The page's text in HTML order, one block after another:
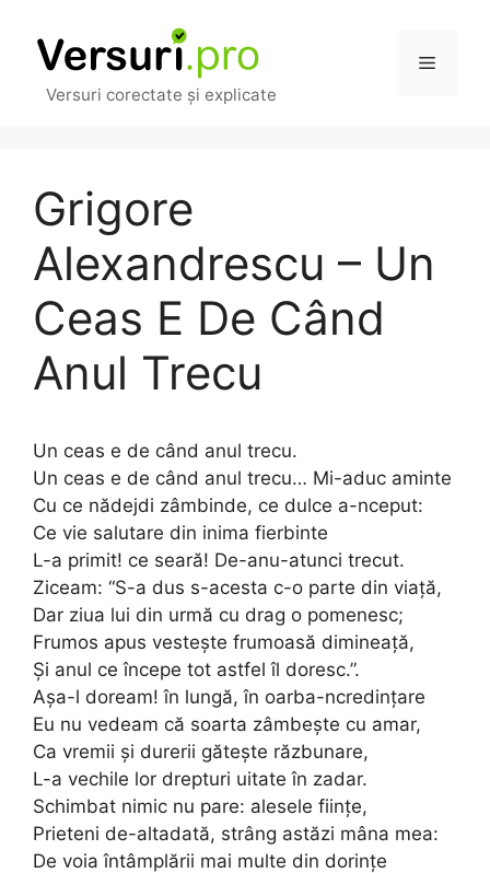
conținut
Versuri corectate și explicate
Meniu
Grigore
Alexandrescu – Un
Ceas E De Când
Anul Trecu
Un ceas e de când anul trecu.
Un ceas e de când anul trecu… Mi-aduc aminte
Cu ce nădejdi zâmbinde, ce dulce a-nceput:
Ce vie salutare din inima fierbinte
L-a primit! ce seară! De-anu-atunci trecut.
Ziceam: “S-a dus s-acesta c-o parte din viață,
Dar ziua lui din urmă cu drag o pomenesc;
Frumos apus vestește frumoasă dimineață,
Și anul ce începe tot astfel îl doresc.”.
Așa-l doream! în lungă, în oarba-ncredințare
Eu nu vedeam că soarta zâmbește cu amar,
Ca vremii și durerii gătește răzbunare,
L-a vechile lor drepturi uitate în zadar.
Schimbat nimic nu pare: alesele ființe,
Prieteni de-altadată, strâng astăzi mâna mea:
De voia întâmplării mai multe din dorințe